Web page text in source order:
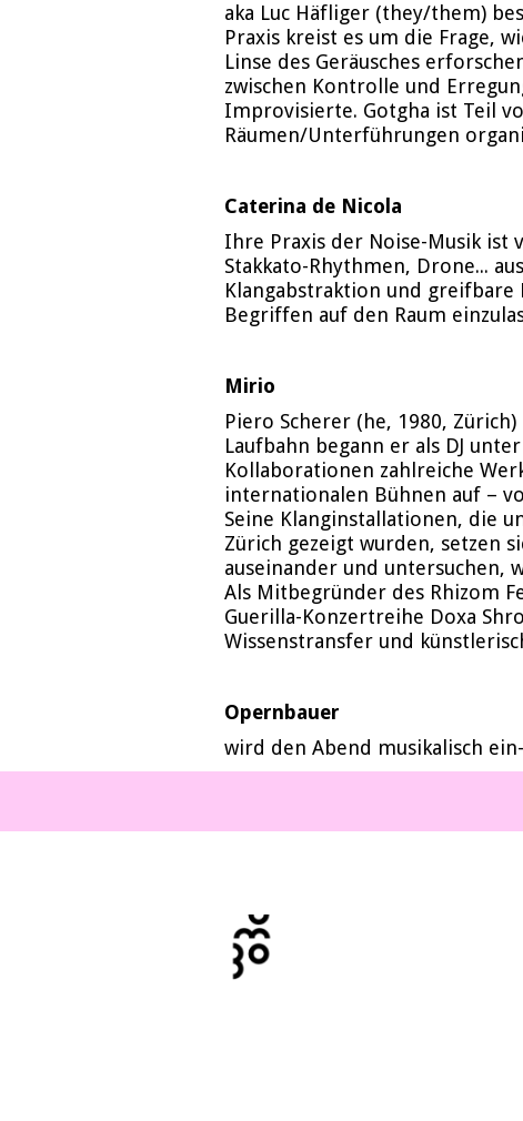
aka Luc Häfliger (they/them)
Praxis kreist es um die Frage,
Linse des Geräusches
zwischen Kontrolle und
Improvisierte. Gotgha ist Teil
Räumen/Unterführungen
Caterina de Nicola
Ihre Praxis der Noise-Musik ist
Stakkato-Rhythmen, Drone...
Klangabstraktion und greifbare
Begriffen auf den Raum
Mirio
Piero Scherer (he, 1980,
Laufbahn begann er als DJ
Kollaborationen zahlreiche
internationalen Bühnen auf –
Seine Klanginstallationen, die
Zürich gezeigt wurden, setzen
auseinander und untersuchen,
Als Mitbegründer des Rhizom
Guerilla-Konzertreihe Doxa
Wissenstransfer und
Opernbauer
wird den Abend musikalisch